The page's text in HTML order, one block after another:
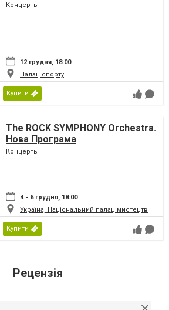
Концерты
12 грудня, 18:00
Палац спорту
Купити
The ROCK SYMPHONY Orchestra.
Нова Програма
Концерты
4 - 6 грудня, 18:00
Україна, Національний палац мистецтв
Купити
Рецензія